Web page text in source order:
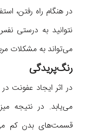
در هنگام راه رفتن،
نتوانید به درستی
می‌تواند به مشکلات
رنگ‌پریدگی
در اثر ایجاد عفونت
می‌یابد. در نتیجه
قسمت‌های بدن کم